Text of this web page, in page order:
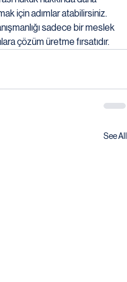
için adımlar atabilirsiniz.
sadece bir meslek
çözüm üretme fırsatıdır.
See All